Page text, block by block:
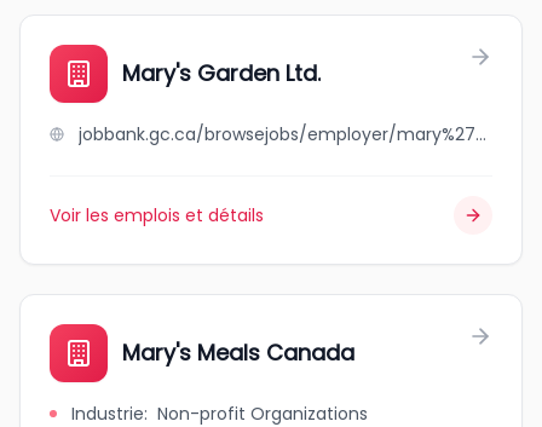
Mary's Garden Ltd.
jobbank.gc.ca/browsejobs/employer/mary%27s+garden+ltd./ca
Voir les emplois et détails
Mary's Meals Canada
Industrie: Non-profit Organizations